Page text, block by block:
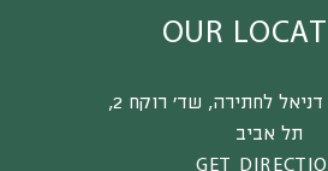
OUR
לחתירה, שד’ רוקח 2,
תל אביב
GET